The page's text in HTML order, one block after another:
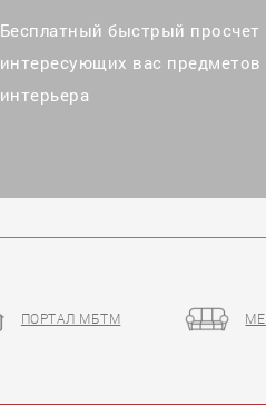
Бесплатный быстрый просчет
интересующих вас предметов
интерьера
ПОРТАЛ МБТМ